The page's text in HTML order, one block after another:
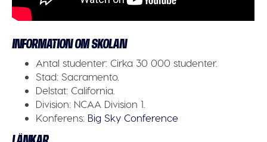
INFORMATION OM SKOLAN
Antal studenter:Cirka 30 000 studenter.
Stad: Sacramento.
Delstat:California.
Division: NCAA Division 1.
Konferens: Big Sky Conference